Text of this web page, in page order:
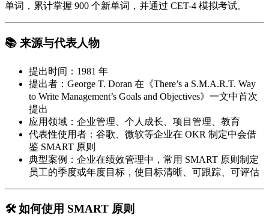
单词，累计掌握 900 个新单词，并通过 CET-4 模拟考试。
📚 来源与代表人物
提出时间 ：1981 年
提出者 ：George T. Doran 在《There’s a S.M.A.R.T. Way
to Write Management’s Goals and Objectives》一文中首次
提出
应用领域 ：企业管理、个人成长、项目管理、教育
代表性使用者 ：谷歌、微软等企业在 OKR 制定中会借
鉴 SMART 原则
典型案例 ：企业在绩效管理中，常用 SMART 原则制定
员工的季度或年度目标，使目标清晰、可跟踪、可评估
🛠 如何使用 SMART 原则